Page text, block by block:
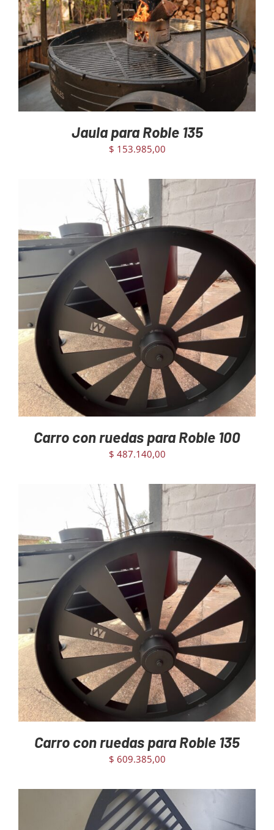
Jaula para Roble 135
$ 153.985,00
AGREGAR AL CARRITO / DETAILS
Carro con ruedas para Roble 100
$ 487.140,00
AGREGAR AL CARRITO / DETAILS
Carro con ruedas para Roble 135
$ 609.385,00